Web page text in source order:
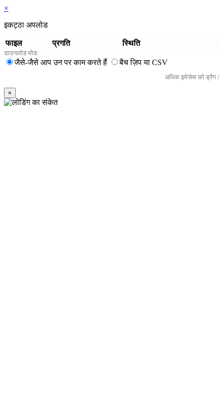
×
इकट्ठा अपलोड
फाइल प्रगति स्थिति
डाउनलोड मोड:
जैसे-जैसे आप उन पर काम करते हैं बैच ज़िप या CSV
अधिक इमेजेस को ड्रैग /
×